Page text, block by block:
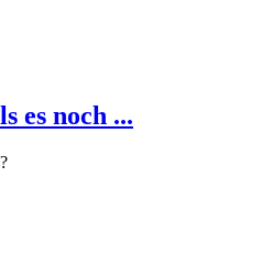
es noch ...